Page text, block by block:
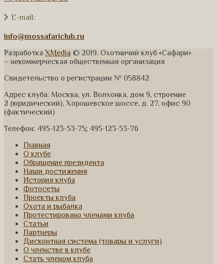
E-mail:
info@mossafariclub.ru
Разработка XMedia © 2019. Охотничий клуб «Сафари»
– некоммерческая общественная организация
Свидетельство о регистрации № 058842
Адрес клуба: Москва, ул. Волхонка, дом 9, строение
2 (юридический), Хорошевское шоссе, д. 27, офис 90
(фактический)
Телефон: 495-123-53-75; 495-123-53-76
Главная
О клубе
Обращение президента
Наши достижения
История клуба
Фотосеты
Проекты клуба
Охота и рыбалка
Протестировано членами клуба
Статьи
Партнеры
Дисконтная система (товары и услуги)
О членстве в клубе
Стать членом клуба